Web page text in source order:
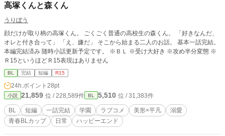
高塚くんと森くん
うりぼう
顔だけが取り柄の高塚くん。 ごくごく普通の高校生の森くん。 「好きなんだ、
オレと付き合って」 「え、嫌だ」 そこから始まる二人のお話。 基本一話完結。
本編完結済み 随時小話更新予定です。 ※ＢＬ ※受け大好き ※攻め半分変態 ※
Ｒ15というほどＲ15表現はありません
BL 完結 短編 R15
24h.ポイント 28pt
小説 21,859 位 / 228,589件 BL 5,510 位 / 31,383件
BL 短編 一話完結 学園 ラブコメ 美形×平凡
溺愛
青春BLカップ​
日常 ハッピーエンド